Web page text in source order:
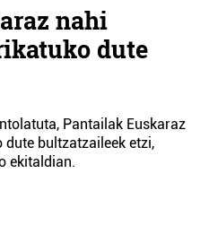
nahi
dute
Pantailak Euskaraz
bultzatzaileek etzi,
ekitaldian.